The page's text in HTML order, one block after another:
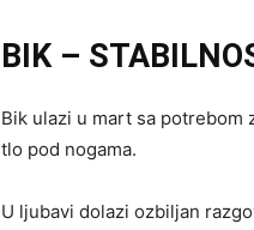
BIK –
Bik ulazi u mart sa potrebom
tlo pod nogama.
U ljubavi dolazi ozbiljan